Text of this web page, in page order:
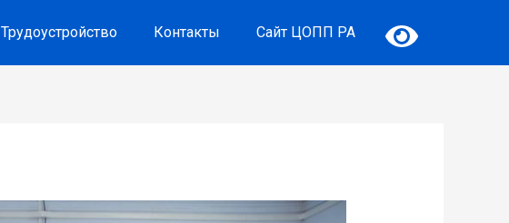
Трудоустройство Контакты Сайт ЦОПП РА